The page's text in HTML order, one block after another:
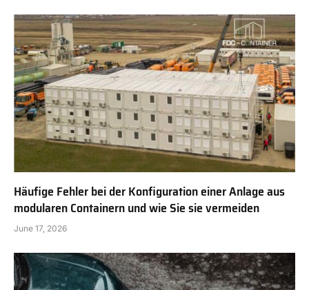
Häufige Fehler bei der Konfiguration einer Anlage aus
modularen Containern und wie Sie sie vermeiden
June 17, 2026